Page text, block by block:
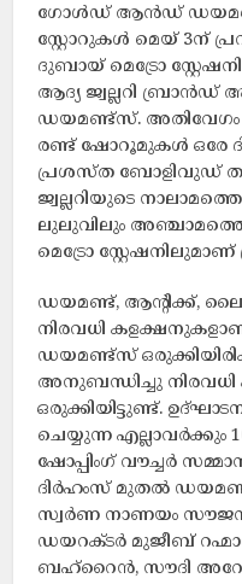
ഗോൾഡ് ആൻഡ്
സ്റ്റോറുകൾ മെയ്‌ 3ന്
ദുബായ് മെട്രോ
ആദ്യ ജ്വല്ലറി
ഡയമണ്ട്സ്. അതിവേഗം
രണ്ട് ഷോറൂമുകൾ ഒരേ
പ്രശസ്ത ബോളിവുഡ്
ജ്വല്ലറിയുടെ
ലുലുവിലും
മെട്രോ
ഡയമണ്ട്, ആന്റിക്ക്, ലൈറ്റ്
നിരവധി
ഡയമണ്ട്സ്
അനുബന്ധിച്ചു നിരവധി
ഒരുക്കിയിട്ടുണ്ട്.
ചെയ്യുന്ന എല്ലാവർക്കും
ഷോപ്പിംഗ് വൗച്ചർ
ദിർഹംസ് മുതൽ ഡയമണ്ട്
സ്വർണ നാണയം
ഡയറക്ടർ മുജീബ്
ബഹ്‌റൈൻ, സൗദി